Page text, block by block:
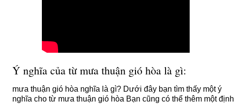
Ý nghĩa của từ mưa thuận gió hòa là gì:
mưa thuận gió hòa nghĩa là gì? Dưới đây bạn tìm thấy một ý
nghĩa cho từ mưa thuận gió hòa Bạn cũng có thể thêm một định